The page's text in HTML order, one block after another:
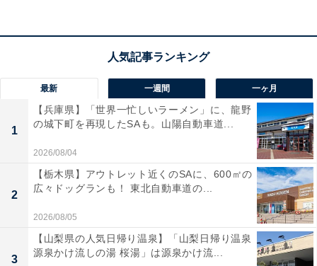
町村制施行の際、小机村大字神大寺となり、1892年に城
郷（しろさと）村大字神大寺となりました。1927年の横
浜市編入の際、この区域に神大寺町が新設されました。
参考：『横浜の町名』（横浜市市民局）、「ウィキペデ
ィア（Wikipedia）：フリー百科事典」神大寺
神大寺がある神奈川区は、横浜18区で「区名がかっこい
いと思う区」ランキング（All About ニュース編集部が実
施）で第1位となっています。
【関連記事】
最新 一週間 一ヶ月
1
【兵庫県】「世界一忙しいラーメン」に、龍野
の城下町を再現したSAも。山陽自動車道...
2026/08/04
2
【栃木県】アウトレット近くのSAに、600㎡の
広々ドッグランも！ 東北自動車道の...
2026/08/05
3
【山梨県の人気日帰り温泉】「山梨日帰り温泉
源泉かけ流しの湯 桜湯」は源泉かけ流...